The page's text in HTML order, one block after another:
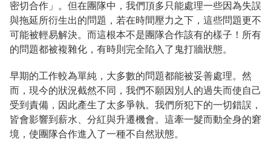
密切合作」。但在團隊中，我們頂多只能處理一些因為失誤
與拖延所衍生出的問題，若在時間壓力之下，這些問題更不
可能被輕易解決。而這根本不是團隊合作該有的樣子！所有
的問題都被複雜化，有時則完全陷入了鬼打牆狀態。
早期的工作較為單純，大多數的問題都能被妥善處理。然
而，現今的狀況截然不同，我們不願因別人的過失而使自己
受到責備，因此產生了太多爭執。我們所犯下的一切錯誤，
皆會影響到薪水、分紅與升遷機會。這牽一髮而動全身的窘
境，使團隊合作進入了一種不自然狀態。